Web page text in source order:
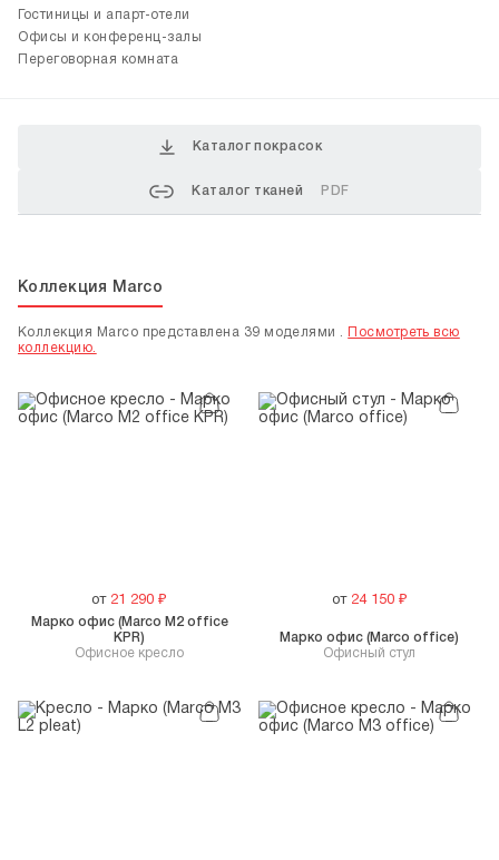
Гостиницы и апарт-отели
Офисы и конференц-залы
Переговорная комната
Каталог покрасок
Каталог тканей PDF
Коллекция Marco
Коллекция Marco представлена 39 моделями .
Посмотреть всю
коллекцию.
от 21 290 ₽
Офисное кресло
Марко офис (Marco M2 office
KPR)
от 24 150₽
Офисный стул
Марко офис (Marco office)